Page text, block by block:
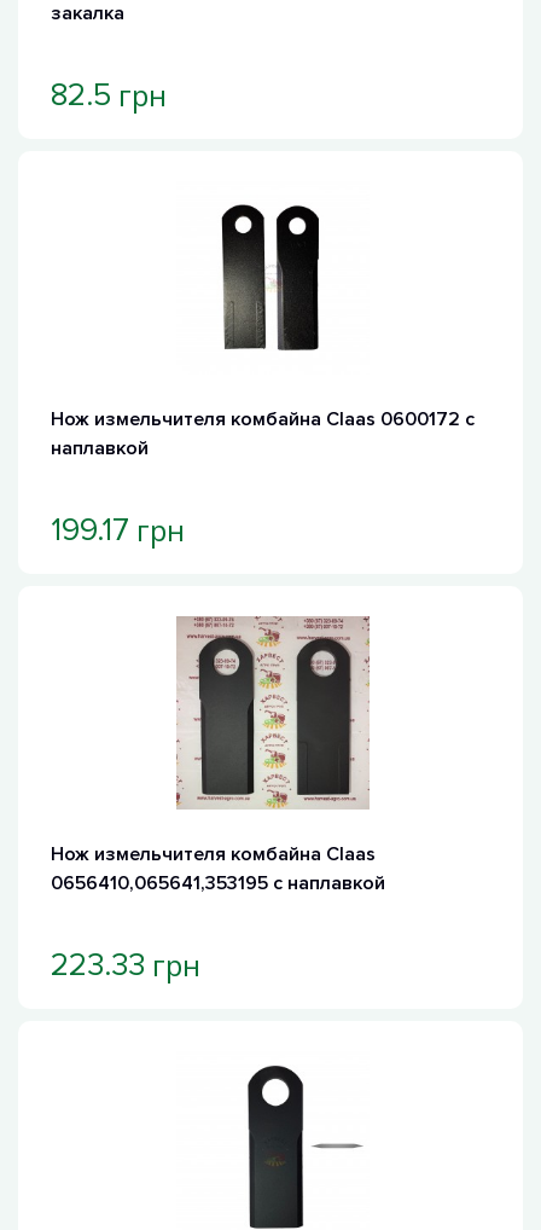
закалка
82.5 грн
Нож измельчителя комбайна Claas 0600172 с
наплавкой
199.17 грн
Нож измельчителя комбайна Claas
0656410,065641,353195 с наплавкой
223.33 грн